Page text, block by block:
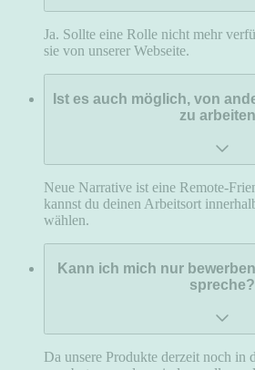
Ja. Sollte eine Rolle nicht mehr
sie von unserer Webseite.
Ist es auch möglich, von
zu
Neue Narrative ist eine Remote-
kannst du deinen Arbeitsort
wählen.
Kann ich mich nur
spreche?
Da unsere Produkte derzeit noch in